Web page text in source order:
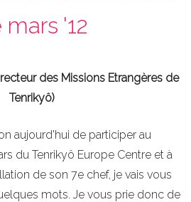
mars '12
des Missions Etrangères de
Tenrikyô)
aujourd'hui de participer au
du Tenrikyô Europe Centre et à
de son 7e chef, je vais vous
mots. Je vous prie donc de